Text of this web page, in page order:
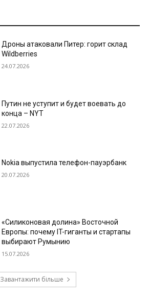
Дроны атаковали Питер: горит склад
Wildberries
24.07.2026
Путин не уступит и будет воевать до
конца – NYT
22.07.2026
Nokia выпустила телефон-пауэрбанк
20.07.2026
«Силиконовая долина» Восточной
Европы: почему IT-гиганты и стартапы
выбирают Румынию
15.07.2026
Завантажити більше